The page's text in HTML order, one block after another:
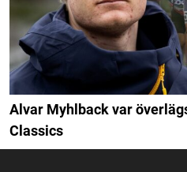
Alvar Myhlback var
Classics